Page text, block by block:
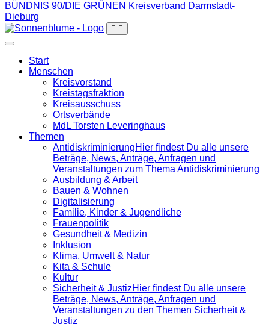
BÜNDNIS 90/DIE GRÜNEN Kreisverband Darmstadt-
Dieburg
Start
Menschen
Kreisvorstand
Kreistagsfraktion
Kreisausschuss
Ortsverbände
MdL Torsten Leveringhaus
Themen
Antidiskrimi­nierungHier findest Du alle unsere
Beträge, News, Anträge, Anfragen und
Veranstaltungen zum Thema Antidiskriminierung
Ausbildung & Arbeit
Bauen & Wohnen
Digitalisierung
Familie, Kinder & Jugendliche
Frauenpolitik
Gesundheit & Medizin
Inklusion
Klima, Umwelt & Natur
Kita & Schule
Kultur
Sicherheit & JustizHier findest Du alle unsere
Beträge, News, Anträge, Anfragen und
Veranstaltungen zu den Themen Sicherheit &
Justiz